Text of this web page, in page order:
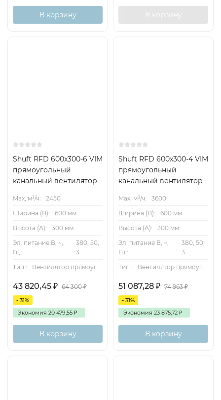
В корзину В корзину
Shuft RFD 600x300-6 VIM
прямоугольный
канальный вентилятор
Max, м³/ч:
2450
Ширина (B):
600 мм
Высота (А):
300 мм
Эл. питание В, ~,
Гц.:
380, 50,
3
Тип.:
Вентилятор прямоуг.
43 820,45 ₽ 64 300₽
- 31%
Экономия 20 479,55 ₽
В корзину
Shuft RFD 600x300-4 VIM
прямоугольный
канальный вентилятор
Max, м³/ч:
3600
Ширина (B):
600 мм
Высота (А):
300 мм
Эл. питание В, ~,
Гц.:
380, 50,
3
Тип.:
Вентилятор прямоуг.
51 087,28 ₽ 74 963₽
- 31%
Экономия 23 875,72 ₽
В корзину